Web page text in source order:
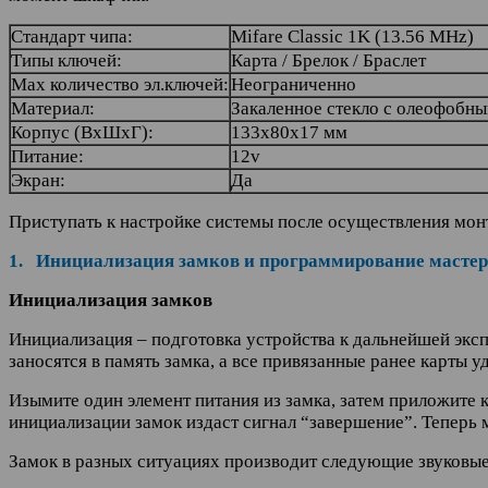
Стандарт чипа:
Mifare Classic 1K (13.56 MHz)
Типы ключей:
Карта / Брелок / Браслет
Max количество эл.ключей:Неограниченно
Материал:
Закаленное стекло с
Корпус (ВхШхГ):
133х80х17 мм
Питание:
12v
Экран:
Да
Приступать к настройке системы после осуществления
1. Инициализация замков и программирование
Инициализация замков
Инициализация – подготовка устройства к дальнейшей
заносятся в память замка, а все привязанные ранее карты
Изымите один элемент питания из замка, затем
инициализации замок издаст сигнал “завершение”.
Замок в разных ситуациях производит следующие